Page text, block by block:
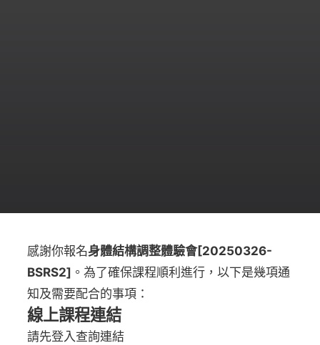
感謝你報名身體結構調整體驗會[20250326-
BSRS2] 。為了確保課程順利進行，以下是幾項通
知及需要配合的事項：
線上課程連結
請先登入查詢連結